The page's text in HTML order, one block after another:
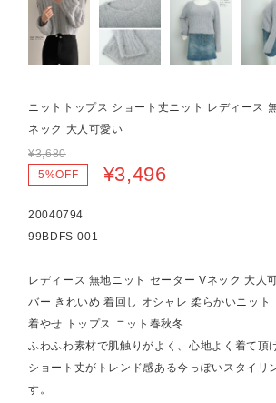
ニットトップス ショート丈ニット レディース
ネック 大人可愛い
¥3,680
5%OFF
¥3,496
20040794
99BDFS-001
レディース 無地ニット セーター Vネック 大人
バー きれいめ 着回し オシャレ 柔らかいニット
着やせ トップス ニット春秋冬
ふわふわ素材で肌触りがよく、心地よく着て頂
ショート丈がトレンド感ある今っぽいスタイリ
す。